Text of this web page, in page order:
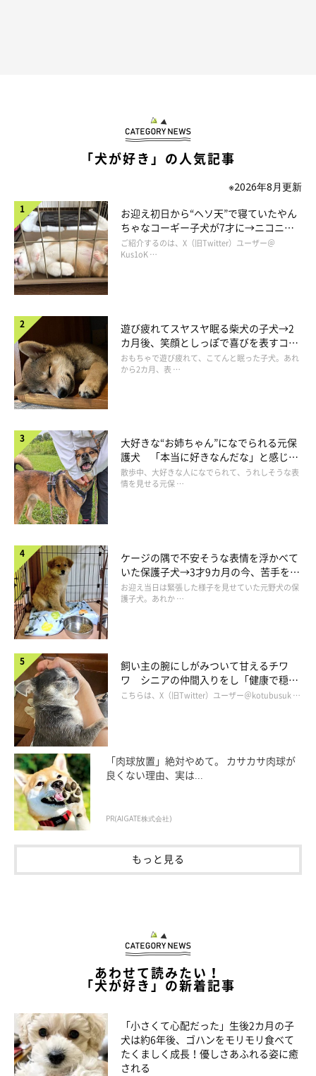
「犬が好き」の人気記事
※2026年8月更新
お迎え初日から“ヘソ天”で寝ていたやん
ちゃなコーギー子犬が7才に→ニコニ
コ“コーギースマイル”が魅力のコに成
長！
ご紹介するのは、X（旧Twitter）ユーザー＠
Kus1oK …
遊び疲れてスヤスヤ眠る柴犬の子犬→2
カ月後、笑顔としっぽで喜びを表すコに
成長！
おもちゃで遊び疲れて、こてんと眠った子犬。あれ
から2カ月、表 …
大好きな“お姉ちゃん”になでられる元保
護犬 「本当に好きなんだな」と感じる
表情にほっこり
散歩中、大好きな人になでられて、うれしそうな表
情を見せる元保 …
ケージの隅で不安そうな表情を浮かべて
いた保護子犬→3才9カ月の今、苦手を克
服し頼もしいコに成長！
お迎え当日は緊張した様子を見せていた元野犬の保
護子犬。あれか …
飼い主の腕にしがみついて甘えるチワ
ワ シニアの仲間入りをし「健康で穏や
かな暮らしが続いてほしい」と願う
こちらは、X（旧Twitter）ユーザー＠kotubusuk …
「肉球放置」絶対やめて。 カサカサ肉球が
良くない理由、実は...
PR(AIGATE株式会社)
もっと見る
あわせて読みたい！
「犬が好き」の新着記事
「小さくて心配だった」生後2カ月の子
犬は約6年後、ゴハンをモリモリ食べて
たくましく成長！優しさあふれる姿に癒
される